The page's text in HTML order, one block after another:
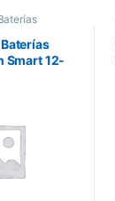
Smart 12-